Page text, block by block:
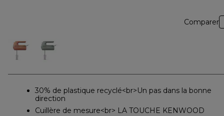
Comparer
30% de plastique recyclé<br>Un pas dans la bonne
direction
Cuillère de mesure<br> LA TOUCHE KENWOOD